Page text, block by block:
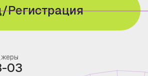
Регистрация
03